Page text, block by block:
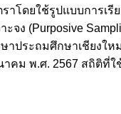
โดยใช้รูปแบบการเ
จง (Purposive
ประถมศึกษาเชียงให
คม พ.ศ. 2567 สถิติที่